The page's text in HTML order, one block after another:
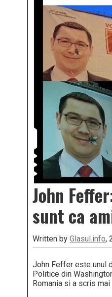
John
sunt ca
Written by Glasul.info,
John Feffer este unul
Politice din
Romania si a scris